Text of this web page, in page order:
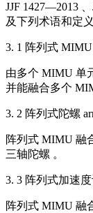
JJF 1427—2013
及下列术语和定
3. 1 阵列式
由多个 MIMU 单
并能融合多个
3. 2 阵列式陀螺
阵列式 MIMU 融
三轴陀螺 。
3. 3 阵列式加速度
阵列式 MIMU 融